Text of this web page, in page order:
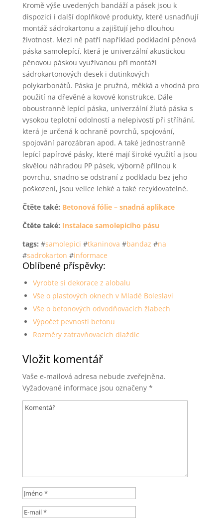
Kromě výše uvedených bandáží a pásek jsou k
dispozici i další doplňkové produkty, které usnadňují
montáž sádrokartonu a zajišťují jeho dlouhou
životnost. Mezi ně patří například podkladní pěnová
páska samolepící, která je univerzální akustickou
pěnovou páskou využívanou při montáži
sádrokartonových desek i dutinkových
polykarbonátů. Páska je pružná, měkká a vhodná pro
použití na dřevěné a kovové konstrukce. Dále
oboustranně lepící páska, univerzální žlutá páska s
vysokou teplotní odolností a nelepivostí při stříhání,
která je určená k ochraně povrchů, spojování,
spojování parozábran apod. A také jednostranně
lepící papírové pásky, které mají široké využití a jsou
skvělou náhradou PP pásek, výborně přilnou k
povrchu, snadno se odstraní z podkladu bez jeho
poškození, jsou velice lehké a také recyklovatelné.
Čtěte také: Betonová fólie – snadná aplikace
Čtěte také: Instalace samolepicího pásu
tags: #samolepici #tkaninova #bandaz #na
#sadrokarton #informace
Oblíbené příspěvky:
Vyrobte si dekorace z alobalu
Vše o plastových oknech v Mladé Boleslavi
Vše o betonových odvodňovacích žlabech
Výpočet pevnosti betonu
Rozměry zatravňovacích dlaždic
Vložit komentář
Vaše e-mailová adresa nebude zveřejněna.
Vyžadované informace jsou označeny *